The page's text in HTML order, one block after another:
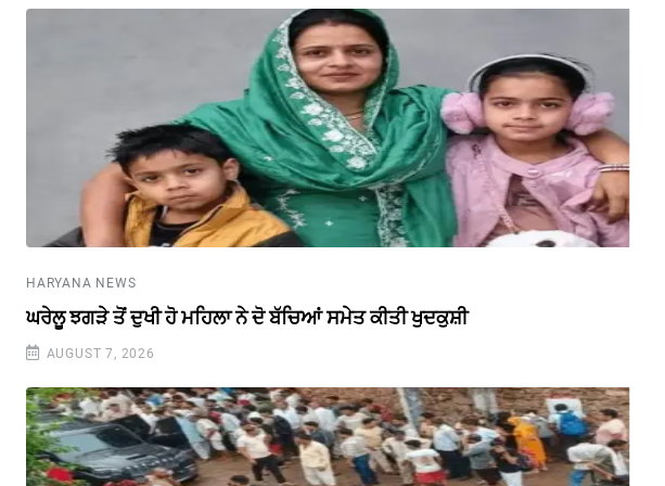
HARYANA NEWS
ਘਰੇਲੂ ਝਗੜੇ ਤੋਂ ਦੁਖੀ ਹੋ ਮਹਿਲਾ ਨੇ ਦੋ ਬੱਚਿਆਂ ਸਮੇਤ ਕੀਤੀ ਖੁਦਕੁਸ਼ੀ
AUGUST 7, 2026